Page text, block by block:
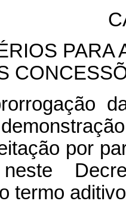
PARA
por
neste
termo